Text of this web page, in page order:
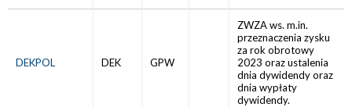
DEKPOL DEK GPW
ZWZA ws. m.in.
przeznaczenia zysku
za rok obrotowy
2023 oraz ustalenia
dnia dywidendy oraz
dnia wypłaty
dywidendy.